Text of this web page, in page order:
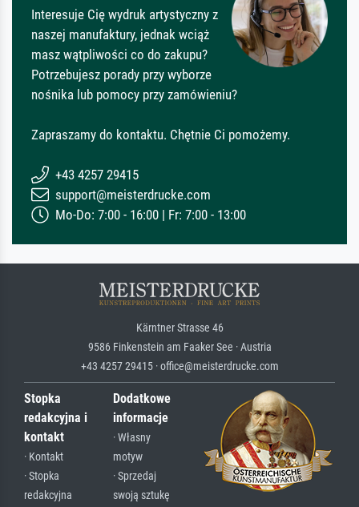
Interesuje Cię wydruk artystyczny z
naszej manufaktury, jednak wciąż
masz wątpliwości co do zakupu?
Potrzebujesz porady przy wyborze
nośnika lub pomocy przy zamówieniu?
Zapraszamy do kontaktu. Chętnie Ci pomożemy.
+43 4257 29415
support@meisterdrucke.com
Mo-Do: 7:00 - 16:00 | Fr: 7:00 - 13:00
Kärntner Strasse 46
9586 Finkenstein am Faaker See · Austria
+43 4257 29415 · office@meisterdrucke.com
Stopka
redakcyjna i
kontakt
· Kontakt
· Stopka
redakcyjna
Dodatkowe
informacje
· Własny
motyw
· Sprzedaj
swoją sztukę